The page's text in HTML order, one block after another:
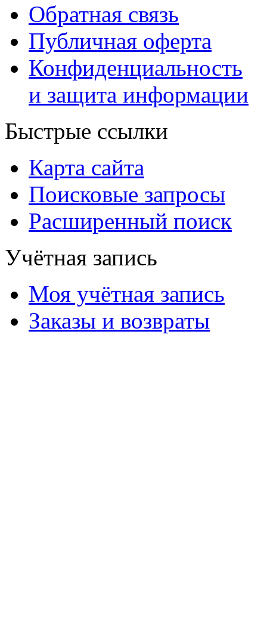
Обратная связь
Публичная оферта
Конфиденциальность
и защита информации
Быстрые ссылки
Карта сайта
Поисковые запросы
Расширенный поиск
Учётная запись
Моя учётная запись
Заказы и возвраты